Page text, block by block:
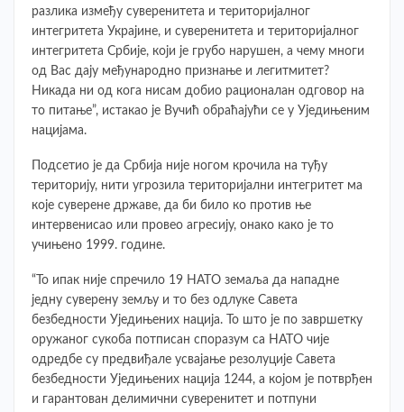
разлика између суверенитета и територијалног
интегритета Украјине, и суверенитета и територијалног
интегритета Србије, који је грубо нарушен, а чему многи
од Вас дају међународно признање и легитмитет?
Никада ни од кога нисам добио рационалан одговор на
то питање”, истакао је Вучић обраћајући се у Уједињеним
нацијама.
Подсетио је да Србија није ногом крочила на туђу
територију, нити угрозила територијални интегритет ма
које суверене државе, да би било ко против ње
интервенисао или провео агресију, онако како је то
учињено 1999. године.
“То ипак није спречило 19 НАТО земаља да нападне
једну суверену земљу и то без одлуке Савета
безбедности Уједињених нација. То што је по завршетку
оружаног сукоба потписан споразум са НАТО чије
одредбе су предвиђале усвајање резолуције Савета
безбедности Уједињених нација 1244, а којом је потврђен
и гарантован делимични суверенитет и потпуни